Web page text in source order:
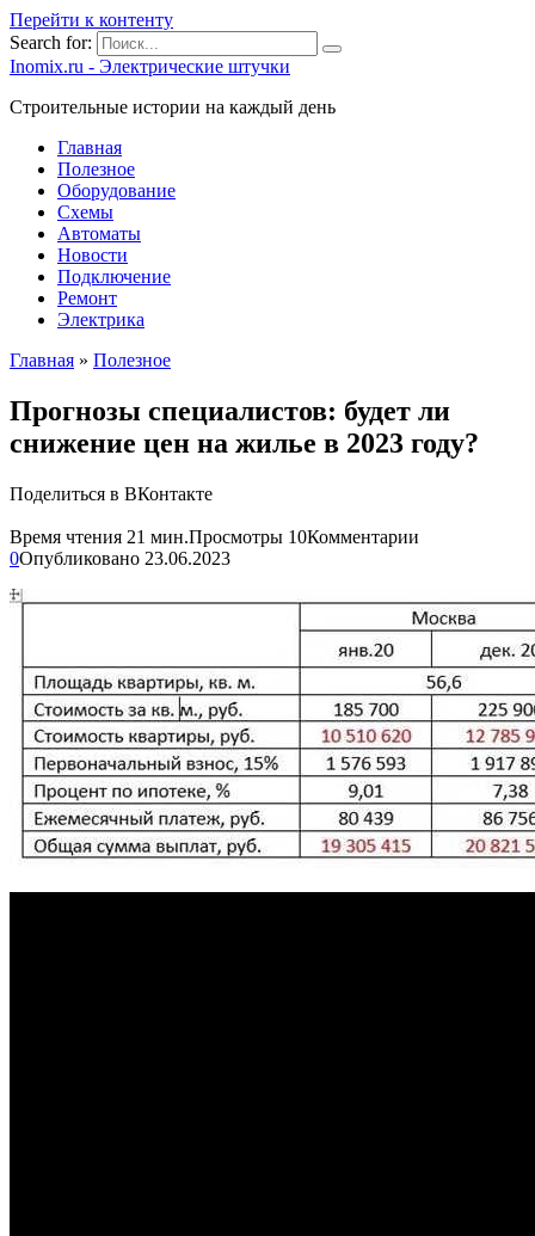
Перейти к контенту
Search for:
Inomix.ru - Электрические штучки
Cтроительные истории на каждый день
Главная
Полезное
Оборудование
Схемы
Автоматы
Новости
Подключение
Ремонт
Электрика
Главная » Полезное
Прогнозы специалистов: будет ли
снижение цен на жилье в 2023 году?
Поделиться в ВКонтакте
Время чтения 21 мин.Просмотры 10Комментарии
0Опубликовано 23.06.2023